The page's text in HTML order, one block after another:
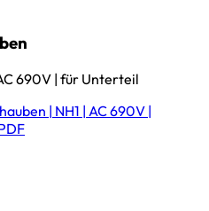
690V | für Unterteil
| NH1 | AC 690V |